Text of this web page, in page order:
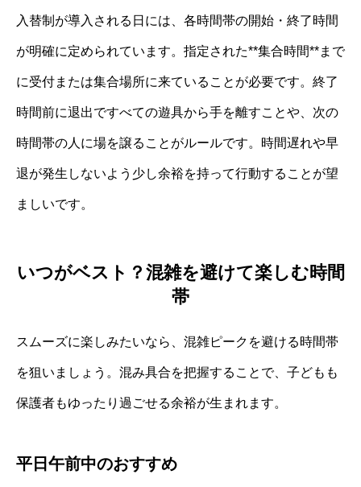
入替制が導入される日には、各時間帯の開始・終了時間
が明確に定められています。指定された**集合時間**まで
に受付または集合場所に来ていることが必要です。終了
時間前に退出ですべての遊具から手を離すことや、次の
時間帯の人に場を譲ることがルールです。時間遅れや早
退が発生しないよう少し余裕を持って行動することが望
ましいです。
いつがベスト？混雑を避けて楽しむ時間
帯
スムーズに楽しみたいなら、混雑ピークを避ける時間帯
を狙いましょう。混み具合を把握することで、子どもも
保護者もゆったり過ごせる余裕が生まれます。
平日午前中のおすすめ